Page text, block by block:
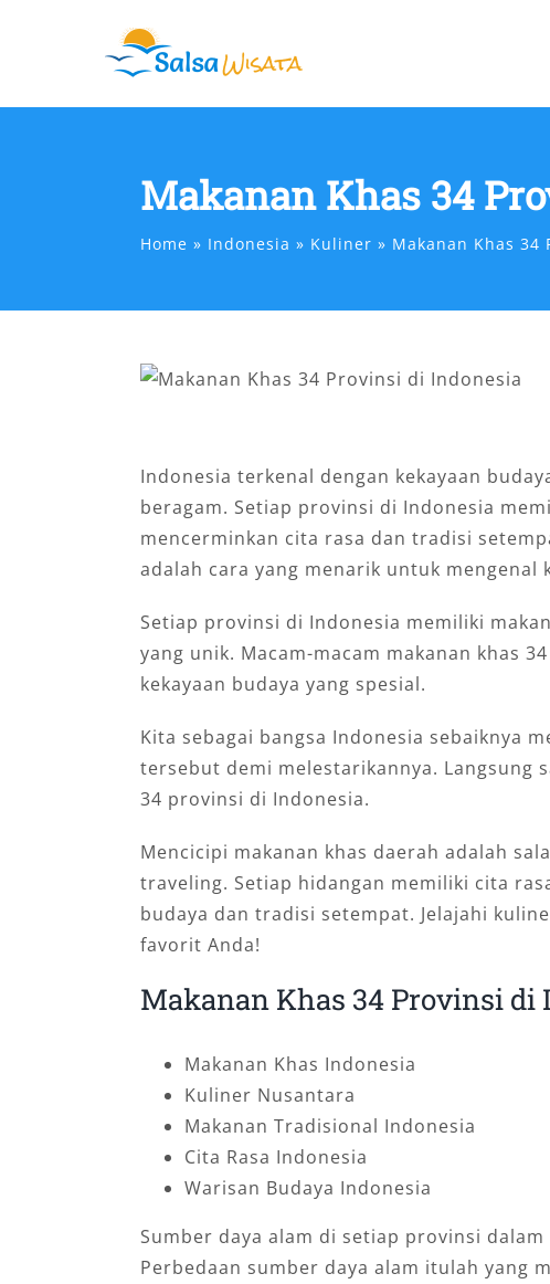
Makanan Khas 34
Home Indonesia Kuliner Makanan Khas
Indonesia terkenal dengan kekayaan
beragam. Setiap provinsi di Indonesia
mencerminkan cita rasa dan tradisi
adalah cara yang menarik untuk mengenal
Setiap provinsi di Indonesia memiliki
yang unik. Macam-macam makanan khas
kekayaan budaya yang spesial.
Kita sebagai bangsa Indonesia sebaiknya
tersebut demi melestarikannya. Langsung
34 provinsi di Indonesia.
Mencicipi makanan khas daerah adalah
traveling. Setiap hidangan memiliki cita
budaya dan tradisi setempat. Jelajahi
favorit Anda!
Makanan Khas 34 Provinsi di
Makanan Khas Indonesia
Kuliner Nusantara
Makanan Tradisional Indonesia
Cita Rasa Indonesia
Warisan Budaya Indonesia
Sumber daya alam di setiap provinsi
Perbedaan sumber daya alam itulah yang